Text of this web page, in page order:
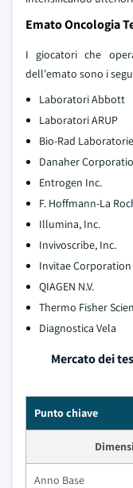
Emato Oncologia
I giocatori che
dell'emato sono i
Laboratori Abbott
Laboratori ARUP
Bio-Rad
Danaher
Entrogen Inc.
F. Hoffmann-La
Illumina, Inc.
Invivoscribe, Inc.
Invitae Corporation
QIAGEN N.V.
Thermo Fisher
Diagnostica Vela
Mercato dei
Punto chiave
Anno Base